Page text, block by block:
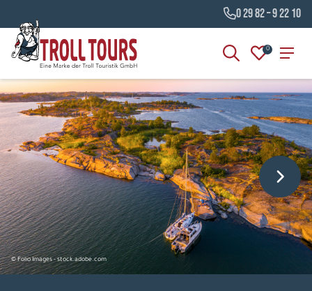
0 29 82 – 9 22 10
0
© Folio Images - stock.adobe.com